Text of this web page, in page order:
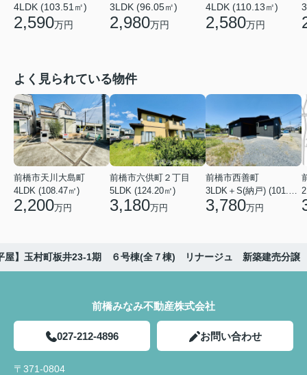
4LDK (103.51㎡)
2,590万円
3LDK (96.05㎡)
2,980万円
4LDK (110.13㎡)
2,580万円
よく見られている物件
前橋市天川大島町
4LDK (108.47㎡)
2,200万円
前橋市六供町２丁目
5LDK (124.20㎡)
3,180万円
前橋市西善町
3,780万円
屋】玉村町板井23-1期 ６号棟(全７棟) リナージュ 新築建売分譲
前橋みなみ不動産株式会社
027-212-4896 お問い合わせ
〒371-0804